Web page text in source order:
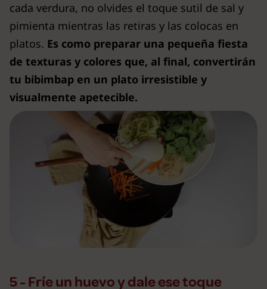
cada verdura, no olvides el toque sutil de sal y
pimienta mientras las retiras y las colocas en
platos. Es como preparar una pequeña fiesta
de texturas y colores que, al final, convertirán
tu bibimbap en un plato irresistible y
visualmente apetecible.
5 - Fríe un huevo y dale ese toque